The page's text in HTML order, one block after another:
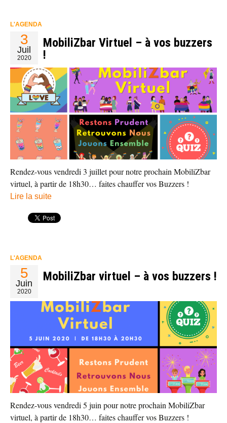
L'AGENDA
3
Juil
2020
MobiliZbar Virtuel – à vos buzzers
!
Rendez-vous vendredi 3 juillet pour notre prochain MobiliZbar
virtuel, à partir de 18h30… faites chauffer vos Buzzers !
Lire la suite
L'AGENDA
5
Juin
2020
MobiliZbar virtuel – à vos buzzers !
Rendez-vous vendredi 5 juin pour notre prochain MobiliZbar
virtuel, à partir de 18h30… faites chauffer vos Buzzers !